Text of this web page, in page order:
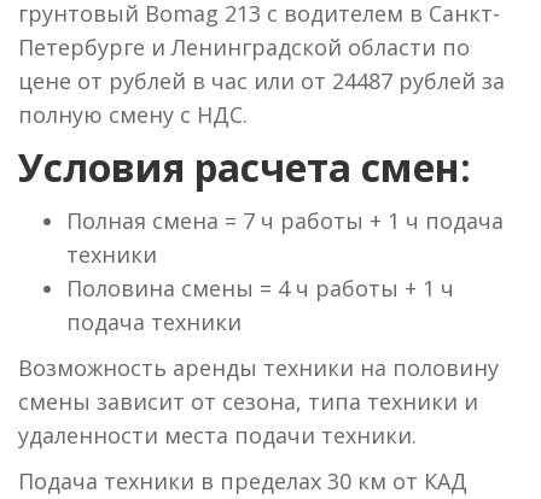
грунтовый Bomag 213 с водителем в Санкт-
Петербурге и Ленинградской области по
цене от рублей в час или от 24487 рублей за
полную смену с НДС.
Условия расчета смен:
Полная смена = 7 ч работы + 1 ч подача
техники
Половина смены = 4 ч работы + 1 ч
подача техники
Возможность аренды техники на половину
смены зависит от сезона, типа техники и
удаленности места подачи техники.
Подача техники в пределах 30 км от КАД